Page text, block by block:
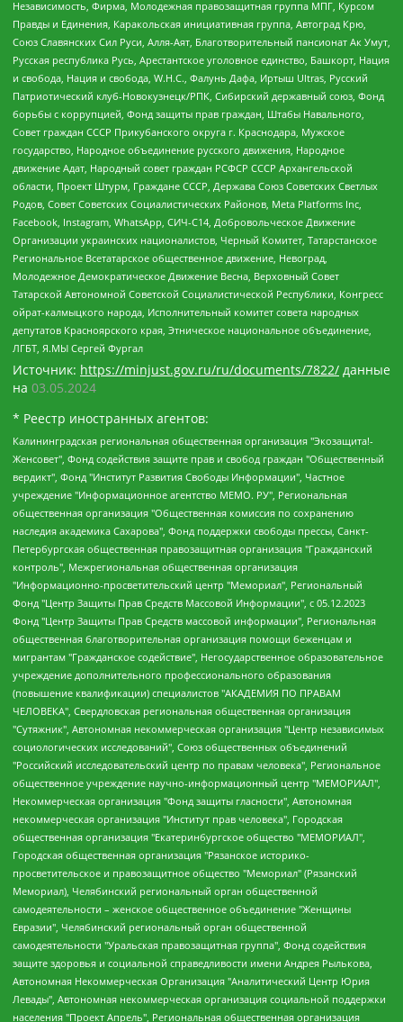
Независимость, Фирма, Молодежная правозащитная группа МПГ, Курсом
Правды и Единения, Каракольская инициативная группа, Автоград Крю,
Союз Славянских Сил Руси, Алля-Аят, Благотворительный пансионат Ак Умут,
Русская республика Русь, Арестантское уголовное единство, Башкорт, Нация
и свобода, Нация и свобода, W.H.С., Фалунь Дафа, Иртыш Ultras, Русский
Патриотический клуб-Новокузнецк/РПК, Сибирский державный союз, Фонд
борьбы с коррупцией, Фонд защиты прав граждан, Штабы Навального,
Совет граждан СССР Прикубанского округа г. Краснодара, Мужское
государство, Народное объединение русского движения, Народное
движение Адат, Народный совет граждан РСФСР СССР Архангельской
области, Проект Штурм, Граждане СССР, Держава Союз Советских Светлых
Родов, Совет Советских Социалистических Районов, Meta Platforms Inc,
Facebook, Instagram, WhatsApp, СИЧ-С14, Добровольческое Движение
Организации украинских националистов, Черный Комитет, Татарстанское
Региональное Всетатарское общественное движение, Невоград,
Молодежное Демократическое Движение Весна, Верховный Совет
Татарской Автономной Советской Социалистической Республики, Конгресс
ойрат-калмыцкого народа, Исполнительный комитет совета народных
депутатов Красноярского края, Этническое национальное объединение,
ЛГБТ, Я.МЫ Сергей Фургал
Источник: https://minjust.gov.ru/ru/documents/7822/ данные
на 03.05.2024
* Реестр иностранных агентов:
Калининградская региональная общественная организация "Экозащита!-Женсовет", Фонд содействия защите прав и свобод граждан "Общественный вердикт", Фонд "Институт Развития Свободы Информации", Частное учреждение "Информационное агентство МЕМО. РУ", Региональная общественная организация "Общественная комиссия по сохранению наследия академика Сахарова", Фонд поддержки свободы прессы, Санкт-Петербургская общественная правозащитная организация "Гражданский контроль", Межрегиональная общественная организация "Информационно-просветительский центр "Мемориал", Региональный Фонд "Центр Защиты Прав Средств Массовой Информации", с 05.12.2023 Фонд "Центр Защиты Прав Средств массовой информации", Региональная общественная благотворительная организация помощи беженцам и мигрантам "Гражданское содействие", Негосударственное образовательное учреждение дополнительного профессионального образования (повышение квалификации) специалистов "АКАДЕМИЯ ПО ПРАВАМ ЧЕЛОВЕКА", Свердловская региональная общественная организация "Сутяжник", Автономная некоммерческая организация "Центр независимых социологических исследований", Союз общественных объединений "Российский исследовательский центр по правам человека", Региональное общественное учреждение научно-информационный центр "МЕМОРИАЛ", Некоммерческая организация "Фонд защиты гласности", Автономная некоммерческая организация "Институт прав человека", Городская общественная организация "Екатеринбургское общество "МЕМОРИАЛ", Городская общественная организация "Рязанское историко-просветительское и правозащитное общество "Мемориал" (Рязанский Мемориал), Челябинский региональный орган общественной самодеятельности – женское общественное объединение "Женщины Евразии", Челябинский региональный орган общественной самодеятельности "Уральская правозащитная группа", Фонд содействия защите здоровья и социальной справедливости имени Андрея Рылькова, Автономная Некоммерческая Организация "Аналитический Центр Юрия Левады", Автономная некоммерческая организация социальной поддержки населения "Проект Апрель", Региональная общественная организация помощи женщинам и детям, находящимся в кризисной ситуации "Информационно-методический центр "Анна", Фонд содействия развитию массовых коммуникаций и правовому просвещению "Так-так-Так", Фонд содействия устойчивому развитию "Серебряная тайга", Свердловский региональный общественный фонд социальных проектов "Новое время", "Idel.Реалии", Кавказ.Реалии, Крым.Реалии, Телеканал Настоящее Время, Татаро-башкирская служба Радио Свобода (Azatliq Radiosi), Радио Свободная Европа/Радио Свобода (PCE/PC), "Сибирь.Реалии", "Фактограф", Благотворительный фонд помощи осужденным и их семьям, Автономная некоммерческая организация "Институт глобализации и социальных движений", Фонд "В защиту прав заключенных", Частное учреждение "Центр поддержки и содействия развитию средств массовой информации", Пензенский региональный общественный благотворительный фонд "Гражданский союз", "Север.Реалии", Некоммерческая организация Фонд "Правовая инициатива", Общество с ограниченной ответственностью "Радио Свободная Европа/Радио Свобода", Чешское информационное агентство "MEDIUM-ORIENT", Красноярская региональная общественная организация "Мы против СПИДа", Камалягин Денис Николаевич, Маркелов Сергей Евгеньевич, Пономарев Лев Александрович, Савицкая Людмила Алексеевна, Автономная некоммерческая организация "Центр по работе с проблемой насилия "НАСИЛИЮ.НЕТ", Межрегиональный профессиональный союз работников здравоохранения "Альянс врачей", Юридическое лицо, зарегистрированное в Латвийской Республике, SIA "Medusa Project" (регистрационный номер 40103797863, дата регистрации 10.06.2014), Некоммерческая организация "Фонд по борьбе с коррупцией", Автономная некоммерческая организация "Институт права и публичной политики", Баданин Роман Сергеевич, Гликин Максим Александрович, Железнова Мария Михайловна, Лукьянова Юлия Сергеевна, Маетная Елизавета Витальевна, Маняхин Петр Борисович, Чуракова Ольга Владимировна, Ярош Юлия Петровна, Юридическое лицо "The Insider SIA", зарегистрированное в Риге, Латвийская Республика (дата регистрации 26.06.2015), являющееся администратором доменного имени интернет-издания "The Insider SIA", https://theins.ru, Постернак Алексей Евгеньевич, Рубин Михаил Аркадьевич, Анин Роман Александрович, Юридическое лицо Istories fonds, зарегистрированное в Латвийской Республике (регистрационный номер 50008295751, дата регистрации 24.02.2020), Великовский Дмитрий Александрович, Долинина Ирина Николаевна, Мароховская Алеся Алексеевна, Шлейнов Роман Юрьевич, Шмагун Олеся Валентиновна, Общество с ограниченной ответственностью "Альтаир 2021", Общество с ограниченной ответственностью "Вега 2021", Общество с ограниченной ответственностью "Главный редактор 2021", Общество с ограниченной ответственностью "Ромашки монолит", Важенков Артем Валерьевич, Ивановская областная общественная организация "Центр гендерных исследований", Гурман Юрий Альбертович, Медиапроект "ОВД-Инфо", Егоров Владимир Владимирович, Жилинский Владимир Александрович, Общество с ограниченной ответственностью "ЗП", Иванова София Юрьевна, Карезина Инна Павловна, Кильтау Екатерина Викторовна, Петров Алексей Викторович, Пискунов Сергей Евгеньевич, Смирнов Сергей Сергеевич, Тихонов Михаил Сергеевич, Общество с ограниченной ответственностью "ЖУРНАЛИСТ-ИНОСТРАННЫЙ АГЕНТ", Арапова Галина Юрьевна, Вольтская Татьяна Анатольевна, Американская компания "Mason G.E.S. Anonymous Foundation" (США), являющаяся владельцем интернет-издания https://mnews.world/, Компания "Stichting Bellingcat", зарегистрированная в Нидерландах (дата регистрации 11.07.2018), Захаров Андрей Вячеславович, Клепиковская Екатерина Дмитриевна, Общество с ограниченной ответственностью "МЕМО", Перл Роман Александрович, Симонов Евгений Алексеевич, Соловьева Елена Анатольевна, Сотников Даниил Владимирович, Сурначева Елизавета Дмитриевна, Автономная некоммерческая организация по защите прав человека и информированию населения "Якутия – Наше Мнение", Общество с ограниченной ответственностью "Москоу диджитал медиа", с 26.01.2023 Общество с ограниченной ответственностью "Чайка Белые сады", Ветошкина Валерия Валерьевна, Заговора Максим Александрович, Межрегиональное общественное движение "Российская ЛГБТ - сеть", Оленичев Максим Владимирович, Павлов Иван Юрьевич, Скворцова Елена Сергеевна, Общество с ограниченной ответственностью "Как бы инагент", Кочетков Игорь Викторович, Общество с ограниченной ответственностью "Честные выборы", Еланчик Олег Александрович, Общество с ограниченной ответственностью "Нобелевский призыв", Гималова Регина Эмилевна, Григорьев Андрей Валерьевич, Григорьева Алина Александровна, Ассоциация по содействию защите прав призывников, альтернативнослужащих и военнослужащих "Правозащитная группа "Гражданин.Армия.Право", Хисамова Регина Фаритовна, Автономная некоммерческая организация по реализации социально-правовых программ "Лилит", Дальневосточное общественное движение "Маяк", Санкт-Петербургская ЛГБТ-инициативная группа "Выход", Инициативная группа ЛГБТ+ "Реверс", Алексеев Андрей Викторович, Бекбулатова Таисия Львовна, Беляев Иван Михайлович, Владыкина Елена Сергеевна, Гельман Марат Александрович, Никульшина Вероника Юрьевна, Толоконникова Надежда Андреевна, Шендерович Виктор Анатольевич, Общество с ограниченной ответственностью "Данное сообщение", Общество с ограниченной ответственностью Издательский дом "Новая глава", Айнбиндер Александра Александровна, Московский комьюнити-центр для ЛГБТ+инициатив, Благотворительный фонд развития филантропии, Deutsche Welle (Германия, Kurt-Schumacher-Strasse 3, 53113 Bonn), Борзунова Мария Михайловна, Воробьев Виктор Викторович, Голубева Анна Львовна, Константинова Алла Михайловна, Малкова Ирина Владимировна, Мурадов Мурад Абдулгалимович, Осетинская Елизавета Николаевна, Понасенков Евгений Николаевич, Ганапольский Матвей Юрьевич, Киселев Евгений Алексеевич, Борухович Ирина Григорьевна, Дремин Иван Тимофеевич, Дубровский Дмитрий Викторович, Красноярская региональная общественная организация поддержки и развития альтернативных образовательных технологий и межкультурных коммуникаций "ИНТЕРРА", Маяковская Екатерина Алексеевна, Фейгин Марк Захарович, Филимонов Андрей Викторович, Дзугкоева Регина Николаевна, Доброхотов Роман Александрович, Дудь Юрий Александрович, Елкин Сергей Владимирович, Кругликов Кирилл Игоревич, Сабунаева Мария Леонидовна, Семенов Алексей Владимирович, Шаинян Карен Багратович, Шульман Екатерина Михайловна, Асафьев Артур Валерьевич, Вахштайн Виктор Семенович, Венедиктов Алексей Алексеевич, Лушникова Екатерина Евгеньевна, Волков Леонид Михайлович, Невзоров Александр Глебович, Пархоменко Сергей Борисович, Сироткин Ярослав Николаевич, Кара-Мурза Владимир Владимирович, Баранова Наталья Владимировна, Гозман Леонид Яковлевич, Кагарлицкий Борис Юльевич, Климарев Михаил Валерьевич, Милов Владимир Станиславович, Автономная некоммерческая организация Краснодарский центр современного искусства "Типография", Моргенштерн Алишер Тагирович, Соболь Любовь Эдуардовна, Общество с ограниченной ответственностью "ЛИЗА НОРМ", Каспаров Гарри Кимович, Ходорковский Михаил Борисович, Общество с ограниченной ответственностью "Апрельские тезисы", Данилович Ирина Брониславовна, Кашин Олег Владимирович, Петров Николай Владимирович, Пивоваров Алексей Владимирович, Соколов Михаил Владимирович, Цветкова Юлия Владимировна, Чичваркин Евгений Александрович, Комитет против пыток/Команда против пыток, Общество с ограниченной ответственностью "Первый научный", Общество с ограниченной ответственностью "Вертолет и ко", Белоцерковская Вероника Борисовна, Кац Максим Евгеньевич, Лазарева Татьяна Юрьевна, Шаведдинов Руслан Табризович, Яшин Илья Валерьевич, Общество с ограниченной ответственностью "Иноагент ААВ", Алешковский Дмитрий Петрович, Альбац Евгения Марковна, Быков Дмитрий Львович, Галямина Юлия Евгеньевна, Лойко Сергей Леонидович, Мартынов Кирилл Константинович, Медведев Сергей Александрович, Крашенинников Федор Геннадиевич, Гордеева Катерина Вл